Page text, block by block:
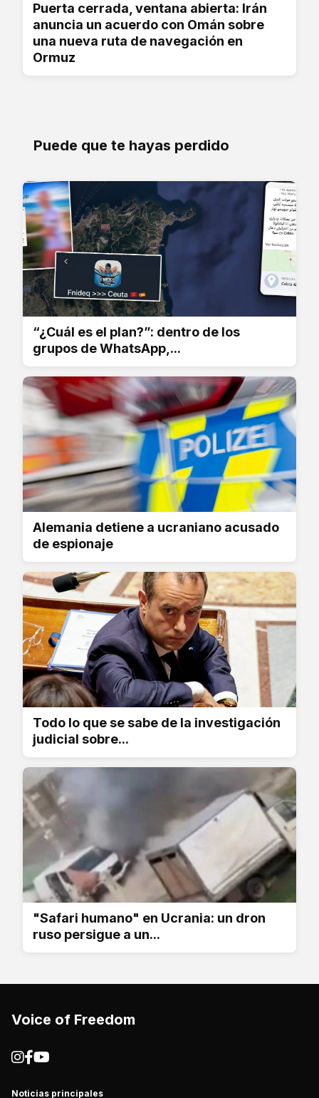
Puerta cerrada, ventana abierta: Irán
anuncia un acuerdo con Omán sobre
una nueva ruta de navegación en
Ormuz
Puede que te hayas perdido
“¿Cuál es el plan?”: dentro de los
grupos de WhatsApp,...
Alemania detiene a ucraniano acusado
de espionaje
Todo lo que se sabe de la investigación
judicial sobre...
"Safari humano" en Ucrania: un dron
ruso persigue a un...
Voice of Freedom
Noticias principales